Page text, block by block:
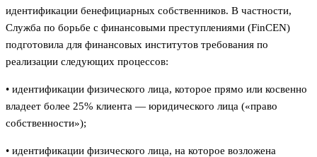
идентификации бенефициарных собственников. В частности,
Служба по борьбе с финансовыми преступлениями (FinCEN)
подготовила для финансовых институтов требования по
реализации следующих процессов:
• идентификации физического лица, которое прямо или косвенно
владеет более 25% клиента — юридического лица («право
собственности»);
• идентификации физического лица, на которое возложена